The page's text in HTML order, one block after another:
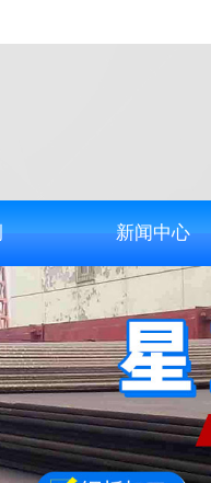
新闻中心